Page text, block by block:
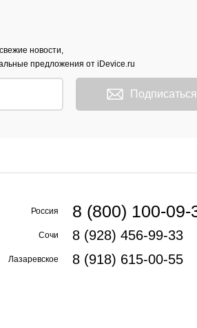
новости,
предложения от iDevice.ru
Подписаться
Россия 8 (800) 100-09-
Сочи 8 (928) 456-99-33
Лазаревское 8 (918) 615-00-55